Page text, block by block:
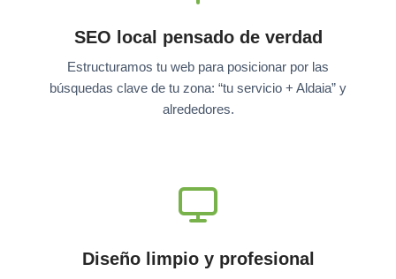
SEO local pensado de verdad
Estructuramos tu web para posicionar por las
búsquedas clave de tu zona: “tu servicio + Aldaia” y
alrededores.
Diseño limpio y profesional